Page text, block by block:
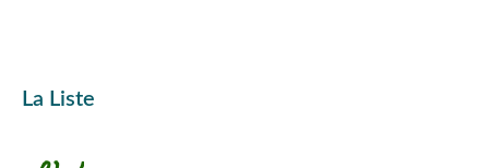
La Liste